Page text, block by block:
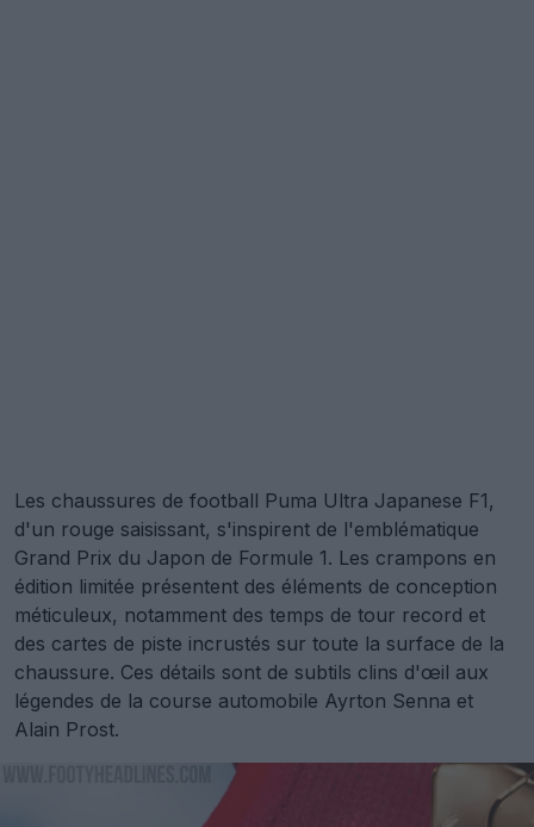
Les chaussures de football Puma Ultra Japanese F1,
d'un rouge saisissant, s'inspirent de l'emblématique
Grand Prix du Japon de Formule 1. Les crampons en
édition limitée présentent des éléments de conception
méticuleux, notamment des temps de tour record et
des cartes de piste incrustés sur toute la surface de la
chaussure. Ces détails sont de subtils clins d'œil aux
légendes de la course automobile Ayrton Senna et
Alain Prost.